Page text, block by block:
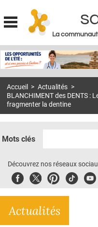
Jump
La
MON COMPTE
S'ABONNER À LA REVUE SOIN À
ACTUS
E-REVUE SAD
THÉMA
Accueil > Actualités >
BLANCHIMENT des DENTS :
fragmenter la dentine
Mots clés
Découvrez nos réseaux
FacebookTwitterPinterest
Tiktok
Actualités